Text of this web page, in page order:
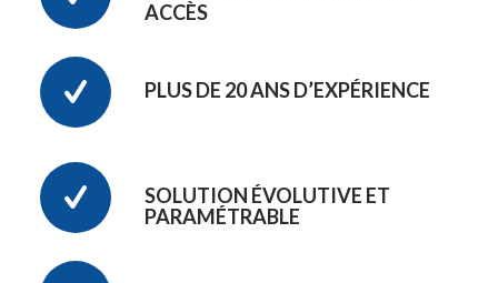
ACCÈS
PLUS DE 20 ANS D’EXPÉRIENCE
SOLUTION ÉVOLUTIVE ET
PARAMÉTRABLE